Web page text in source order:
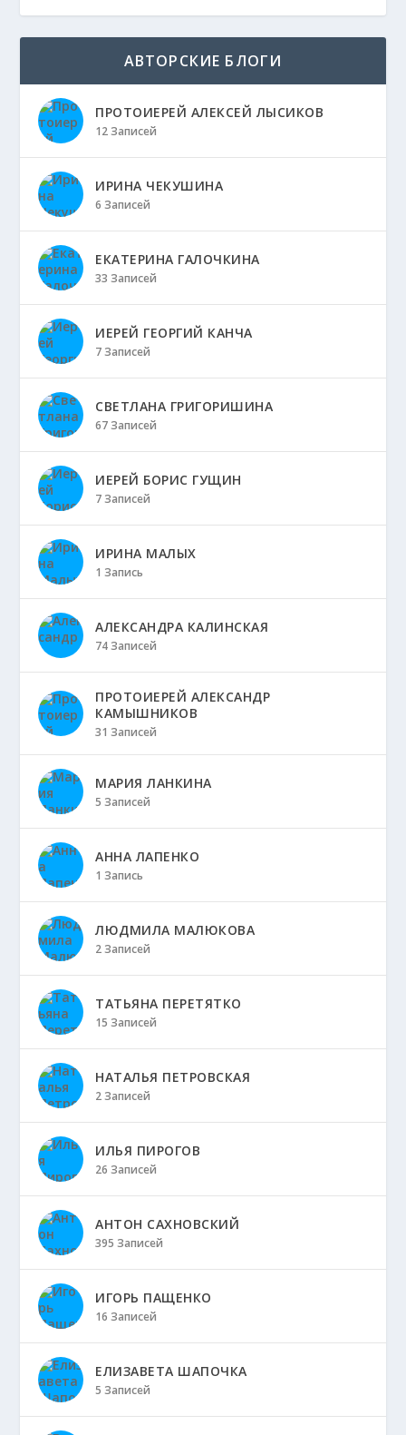
АВТОРСКИЕ БЛОГИ
ПРОТОИЕРЕЙ АЛЕКСЕЙ ЛЫСИКОВ
12 Записей
ИРИНА ЧЕКУШИНА
6 Записей
ЕКАТЕРИНА ГАЛОЧКИНА
33 Записей
ИЕРЕЙ ГЕОРГИЙ КАНЧА
7 Записей
СВЕТЛАНА ГРИГОРИШИНА
67 Записей
ИЕРЕЙ БОРИС ГУЩИН
7 Записей
ИРИНА МАЛЫХ
1 Запись
АЛЕКСАНДРА КАЛИНСКАЯ
74 Записей
ПРОТОИЕРЕЙ АЛЕКСАНДР
КАМЫШНИКОВ
31 Записей
МАРИЯ ЛАНКИНА
5 Записей
АННА ЛАПЕНКО
1 Запись
ЛЮДМИЛА МАЛЮКОВА
2 Записей
ТАТЬЯНА ПЕРЕТЯТКО
15 Записей
НАТАЛЬЯ ПЕТРОВСКАЯ
2 Записей
ИЛЬЯ ПИРОГОВ
26 Записей
АНТОН САХНОВСКИЙ
395 Записей
ИГОРЬ ПАЩЕНКО
16 Записей
ЕЛИЗАВЕТА ШАПОЧКА
5 Записей